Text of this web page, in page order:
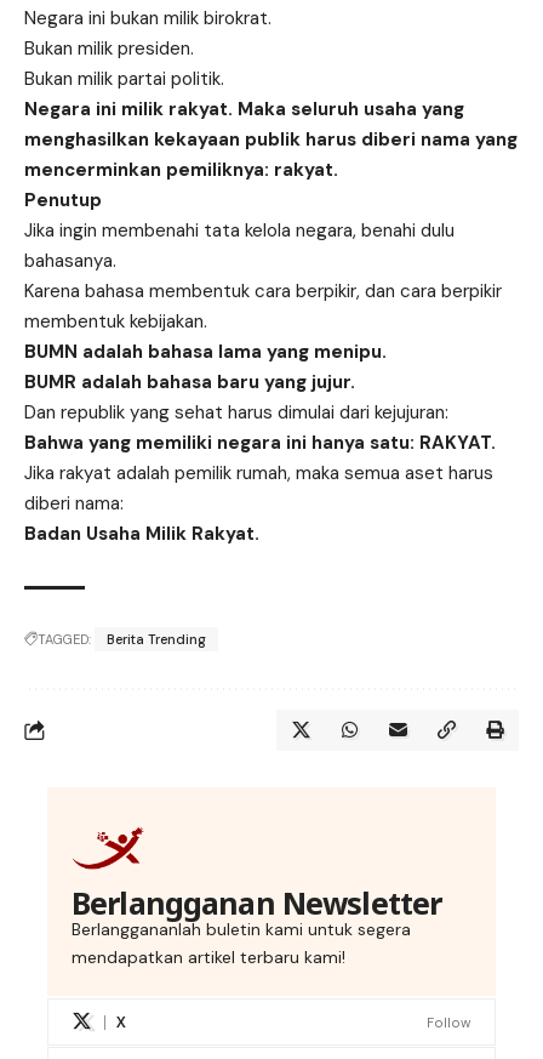
Negara ini bukan milik birokrat.
Bukan milik presiden.
Bukan milik partai politik.
Negara ini milik rakyat. Maka seluruh usaha yang
menghasilkan kekayaan publik harus diberi nama yang
mencerminkan pemiliknya: rakyat.
Penutup
Jika ingin membenahi tata kelola negara, benahi dulu
bahasanya.
Karena bahasa membentuk cara berpikir, dan cara berpikir
membentuk kebijakan.
BUMN adalah bahasa lama yang menipu.
BUMR adalah bahasa baru yang jujur.
Dan republik yang sehat harus dimulai dari kejujuran:
Bahwa yang memiliki negara ini hanya satu: RAKYAT.
Jika rakyat adalah pemilik rumah, maka semua aset harus
diberi nama:
Badan Usaha Milik Rakyat.
TAGGED: Berita Trending
Berlangganan Newsletter
Berlanggananlah buletin kami untuk segera
mendapatkan artikel terbaru kami!
X Follow